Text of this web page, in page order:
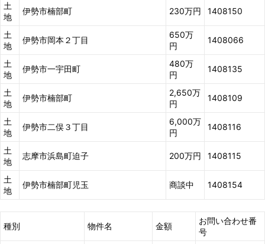
土
地
伊勢市楠部町 230万円 1408150
土
地
伊勢市岡本２丁目
650万
円
1408066
土
地
伊勢市一宇田町
480万
円
1408135
土
地
伊勢市楠部町
2,650万
円
1408109
土
地
伊勢市二俣３丁目
6,000万
円
1408116
土
地
志摩市浜島町迫子 200万円 1408115
土
地
伊勢市楠部町児玉 商談中 1408154
種別 物件名 金額
お問い合わせ番
号